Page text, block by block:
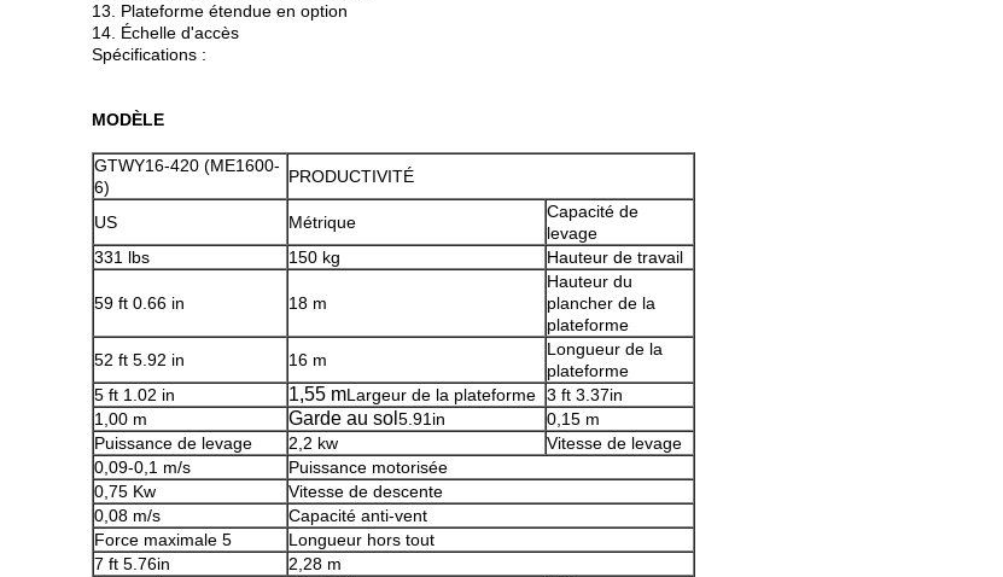
13. Plateforme étendue en option
14. Échelle d'accès
Spécifications :
MODÈLE
GTWY16-420 (ME1600-
6)
PRODUCTIVITÉ
US Métrique
Capacité de
levage
331 lbs
150 kg Hauteur de travail
59 ft 0.66 in 18 m
Hauteur du
plancher de la
plateforme
52 ft 5.92 in
16 m
Longueur de la
plateforme
5 ft 1.02 in
1,55 mLargeur de la plateforme 3 ft 3.37in
1,00 m
Garde au sol 5.91in
0,15 m
Puissance de levage
2,2 kw
Vitesse de levage
0,09-0,1 m/s
Puissance motorisée
0,75 Kw
Vitesse de descente
0,08 m/s
Capacité anti-vent
Force maximale 5
Longueur hors tout
7 ft 5.76in
2,28 m